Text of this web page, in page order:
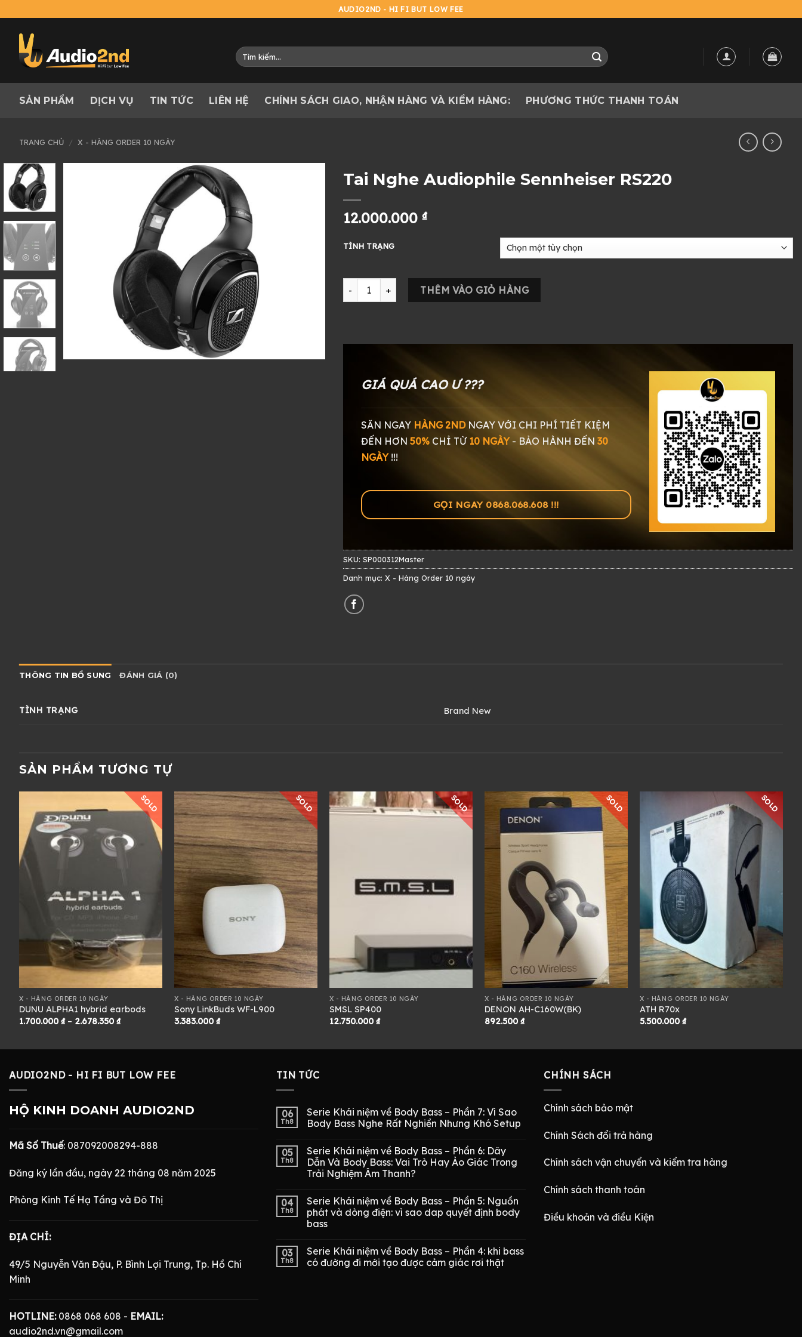
to
content
AUDIO2ND - HI FI BUT LOW FEE
Tìm
kiếm:
SẢN PHẨM DỊCH VỤ TIN TỨC LIÊN HỆ CHÍNH SÁCH GIAO, NHẬN HÀNG VÀ KIỂM HÀNG: PHƯƠNG THỨC THANH TOÁN
TRANG CHỦ / X - HÀNG ORDER 10 NGÀY
Tai Nghe Audiophile Sennheiser RS220
12.000.000 ₫
TÌNH TRẠNG
Tai Nghe Audiophile Sennheiser RS220 số lượng
THÊM VÀO GIỎ HÀNG
GIÁ QUÁ CAO Ư ???
SĂN NGAY HÀNG 2NDNGAY VỚI CHI PHÍ TIẾT KIỆM
ĐẾN HƠN 50% CHỈ TỪ 10 NGÀY- BẢO HÀNH ĐẾN 30
NGÀY!!!
GỌI NGAY 0868.068.608 !!!
SKU: SP000312Master
Danh mục: X - Hàng Order 10 ngày
THÔNG TIN BỔ SUNG ĐÁNH GIÁ (0)
TÌNH TRẠNG Brand New
SẢN PHẨM TƯƠNG TỰ
SOLD
X - HÀNG ORDER 10 NGÀY
DUNU ALPHA1 hybrid earbods
1.700.000 ₫ – 2.678.350 ₫Khoảng
SOLD
X - HÀNG ORDER 10 NGÀY
Sony LinkBuds WF-L900
3.383.000 ₫
SOLD
X - HÀNG ORDER 10 NGÀY
SMSL SP400
12.750.000 ₫
SOLD
X - HÀNG ORDER 10 NGÀY
DENON AH-C160W(BK)
892.500 ₫
SOLD
X - HÀNG ORDER 10 NGÀY
ATH R70x
5.500.000 ₫
AUDIO2ND - HI FI BUT LOW FEE
HỘ KINH DOANH AUDIO2ND
Mã Số Thuế: 087092008294-888
Đăng ký lần đầu, ngày 22 tháng 08 năm 2025
Phòng Kinh Tế Hạ Tầng và Đô Thị
ĐỊA CHỈ:
49/5 Nguyễn Văn Đậu, P. Bình Lợi Trung, Tp. Hồ Chí
Minh
HOTLINE:0868 068 608 - EMAIL:
audio2nd.vn@gmail.com
TIN TỨC
06
Th8
Serie Khái niệm về Body Bass – Phần 7: Vì Sao
Body Bass Nghe Rất Nghiền Nhưng Khó Setup
05
Th8
Serie Khái niệm về Body Bass – Phần 6: Dây
Dẫn Và Body Bass: Vai Trò Hay Ảo Giác Trong
Trải Nghiệm Âm Thanh?
04
Th8
Serie Khái niệm về Body Bass – Phần 5: Nguồn
phát và dòng điện: vì sao dap quyết định body
bass
03
Th8
Serie Khái niệm về Body Bass – Phần 4: khi bass
có đường đi mới tạo được cảm giác rơi thật
CHÍNH SÁCH
Chính sách bảo mật
Chính Sách đổi trả hàng
Chính sách vận chuyển và kiểm tra hàng
Chính sách thanh toán
Điều khoản và điều Kiện